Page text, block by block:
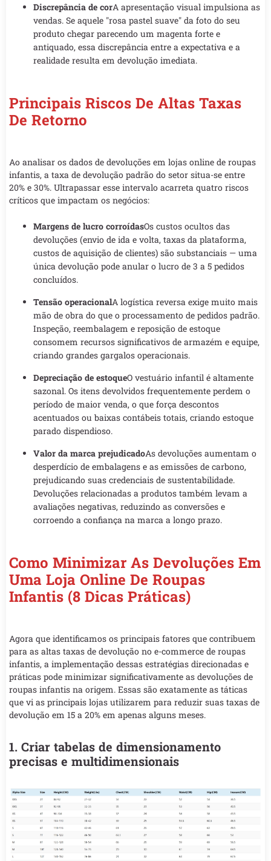
Discrepância de corA apresentação visual impulsiona as
vendas. Se aquele "rosa pastel suave" da foto do seu
produto chegar parecendo um magenta forte e
antiquado, essa discrepância entre a expectativa e a
realidade resulta em devolução imediata.
Principais Riscos De Altas Taxas
De Retorno
Ao analisar os dados de devoluções em lojas online de roupas
infantis, a taxa de devolução padrão do setor situa-se entre
20% e 30%. Ultrapassar esse intervalo acarreta quatro riscos
críticos que impactam os negócios:
Margens de lucro corroídasOs custos ocultos das
devoluções (envio de ida e volta, taxas da plataforma,
custos de aquisição de clientes) são substanciais — uma
única devolução pode anular o lucro de 3 a 5 pedidos
concluídos.
Tensão operacionalA logística reversa exige muito mais
mão de obra do que o processamento de pedidos padrão.
Inspeção, reembalagem e reposição de estoque
consomem recursos significativos de armazém e equipe,
criando grandes gargalos operacionais.
Depreciação de estoqueO vestuário infantil é altamente
sazonal. Os itens devolvidos frequentemente perdem o
período de maior venda, o que força descontos
acentuados ou baixas contábeis totais, criando estoque
parado dispendioso.
Valor da marca prejudicadoAs devoluções aumentam o
desperdício de embalagens e as emissões de carbono,
prejudicando suas credenciais de sustentabilidade.
Devoluções relacionadas a produtos também levam a
avaliações negativas, reduzindo as conversões e
corroendo a confiança na marca a longo prazo.
Como Minimizar As Devoluções Em
Uma Loja Online De Roupas
Infantis (8 Dicas Práticas)
Agora que identificamos os principais fatores que contribuem
para as altas taxas de devolução no e-commerce de roupas
infantis, a implementação dessas estratégias direcionadas e
práticas pode minimizar significativamente as devoluções de
roupas infantis na origem. Essas são exatamente as táticas
que vi as principais lojas utilizarem para reduzir suas taxas de
devolução em 15 a 20% em apenas alguns meses.
1. Criar tabelas de dimensionamento
precisas e multidimensionais